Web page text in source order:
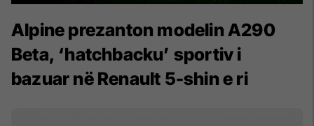
Alpine prezanton modelin A290
Beta, ‘hatchbacku’ sportiv i
bazuar në Renault 5-shin e ri